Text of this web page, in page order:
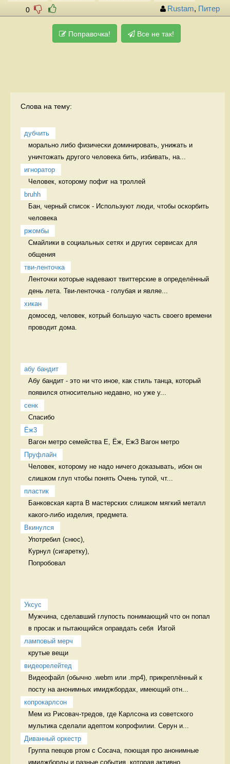
0 Rustam, Питер
Поправочка! Все не так!
Слова на тему:
дубчить
морально либо физически доминировать, унижать и
уничтожать другого человека бить, избивать, на...
игноратор
Человек, которому пофиг на троллей
bruhh
Бан, черный список - Используют люди, чтобы оскорбить
человека
ржомбы
Смайлики в социальных сетях и других сервисах для
общения
тви-ленточка
Ленточки которые надевают твиттерские в определённый
день лета. Тви-ленточка - голубая и являе...
хикан
домосед, человек, котрый большую часть своего времени
проводит дома.
абу бандит
Абу бандит - это ни что иное, как стиль танца, который
появился относительно недавно, но уже у...
сенк
Спасибо
Ёж3
Вагон метро семейства Е, Ёж, Еж3 Вагон метро
Пруфлайн
Человек, которому не надо ничего доказывать, ибон он
слишком глуп чтобы понять Очень тупой, чт...
пластик
Банковская карта В мастерских слишком мягкий металл
какого-либо изделия, предмета.
Вкинулся
Употребил (снюс),
Курнул (сигаретку),
Попробовал
Уксус
Мужчина, сделавший глупость понимающий что он попал
в просак и пытающийся оправдать себя  Изгой
ламповый мерч
крутые вещи
видеорелейтед
Видеофайл (обычно .webm или .mp4), прикреплённый к
посту на анонимных имиджбордах, имеющий отн...
копрокарлсон
Мем из Рисовач-тредов, где Карлсона из советского
мультика сделали адептом копрофилии. Серун и...
Диванный оркестр
Группа певцов ртом с Сосача, поющая про анонимные
имиджборды и разные события, которая активно...